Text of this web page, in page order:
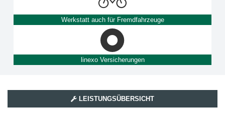
Werkstatt auch für Fremdfahrzeuge
linexo Versicherungen
LEISTUNGSÜBERSICHT